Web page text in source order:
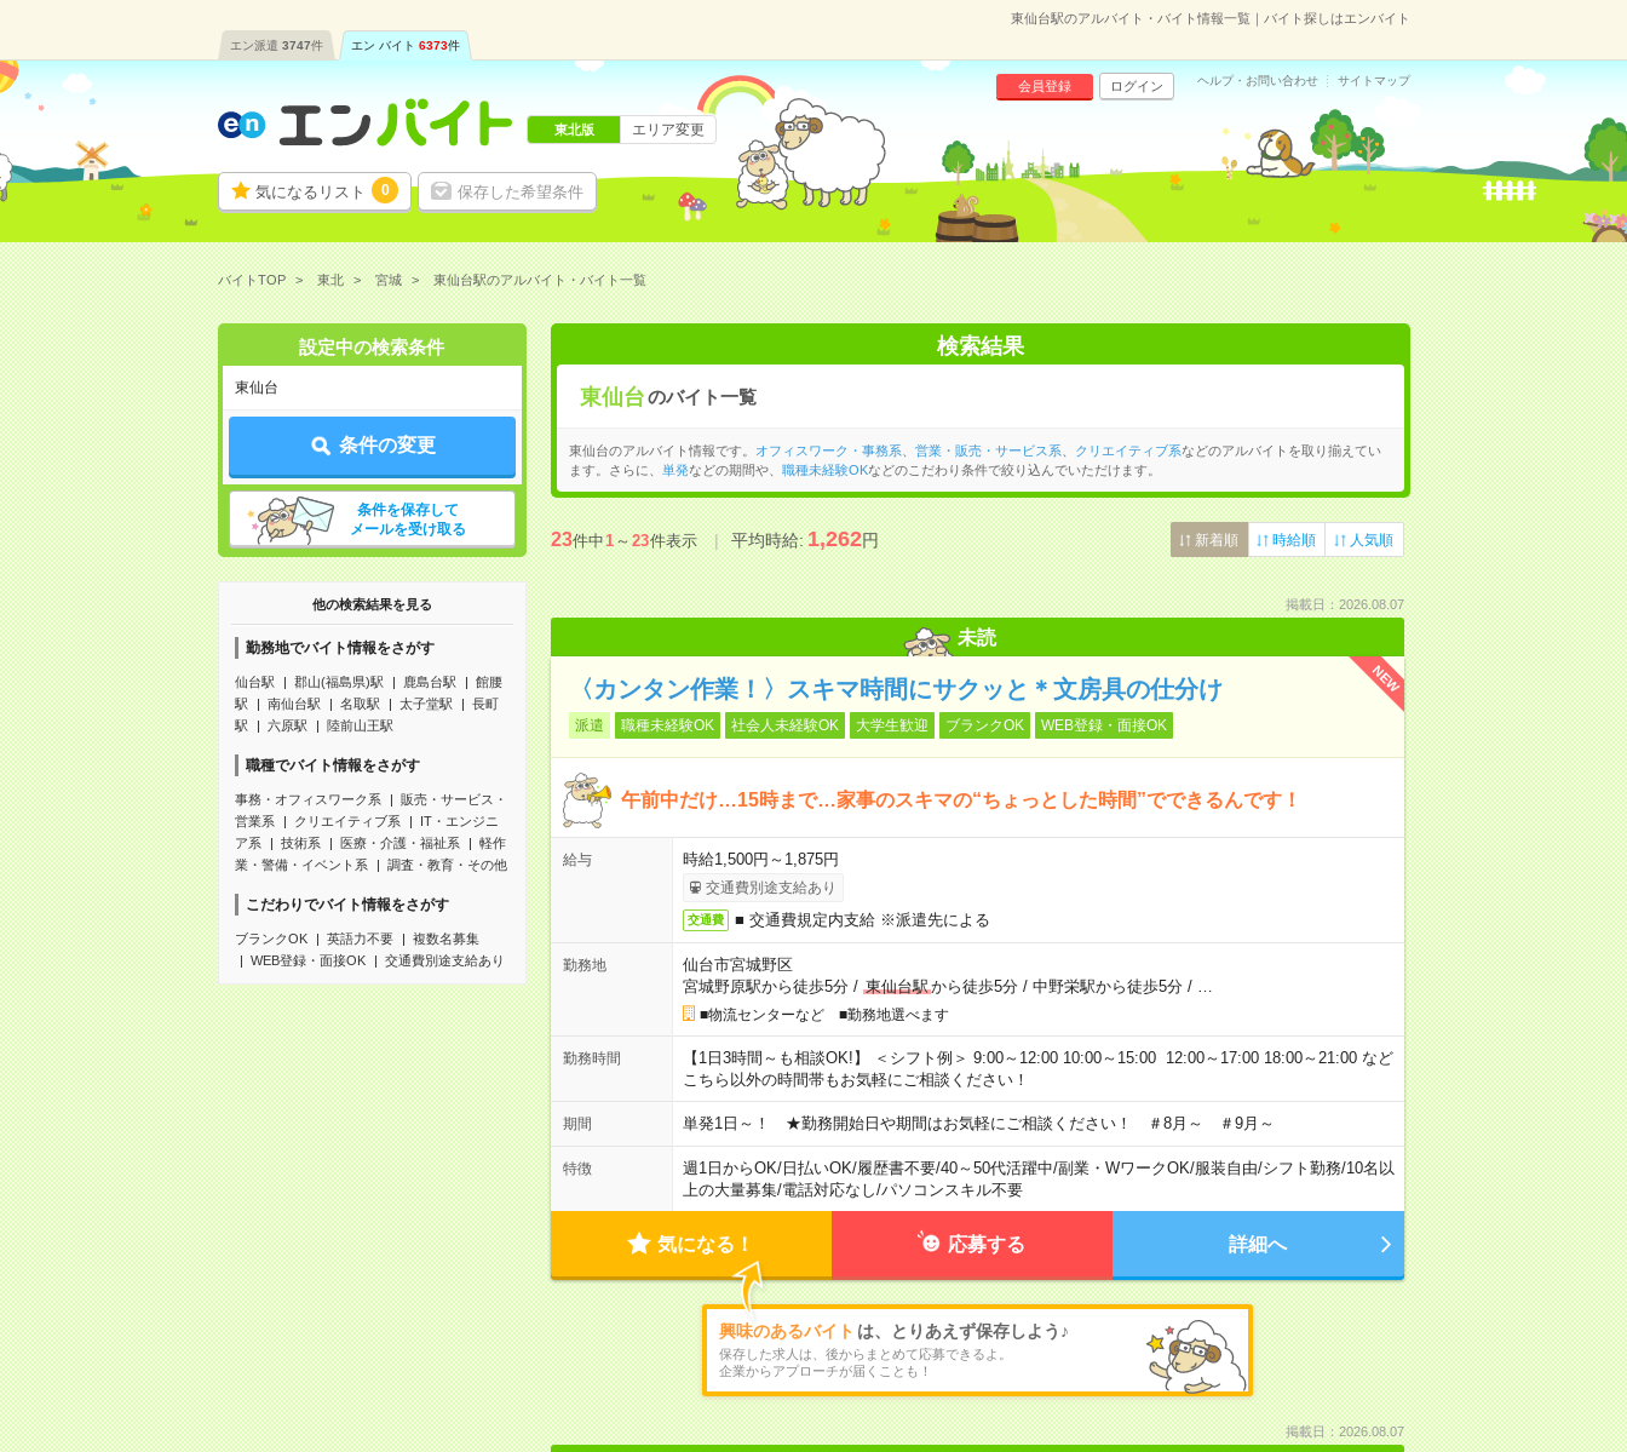
東仙台駅のアルバイト・バイト情報一覧｜バイト探しはエンバイト
エン派遣 3747件 エン バイト 6373件
気になるリスト 0 保存した希望条件
会員登録 ログイン ヘルプ・お問い合わせ サイトマップ
東北版 エリア変更
バイトTOP 東北 宮城 東仙台駅のアルバイト・バイト一覧
設定中の検索条件
東仙台
条件の変更
条件を保存して
メールを受け取る
他の検索結果を見る
勤務地でバイト情報をさがす
仙台駅 郡山(福島県)駅 鹿島台駅
館腰
駅
南仙台駅 名取駅 太子堂駅
長町
駅
六原駅 陸前山王駅
職種でバイト情報をさがす
事務・オフィスワーク系
販売・サービス・
営業系
クリエイティブ系
IT・エンジニ
ア系
技術系 医療・介護・福祉系
軽作
業・警備・イベント系
調査・教育・その他
こだわりでバイト情報をさがす
ブランクOK 英語力不要
複数名募集
WEB登録・面接OK
交通費別途支給あり
検索結果
東仙台のバイト一覧
東仙台のアルバイト情報です。 オフィスワーク・事務系 営業・販売・サービス系 クリエイティブ系などのアルバイトを取り揃えてい
ます。さらに、
単発などの期間や、 職種未経験OKなどのこだわり条件で絞り込んでいただけます。
23件中1～23件表示 平均時給:1,262円 新着順 時給順 人気順
掲載日：2026.08.07
未読
NEW
〈カンタン作業！〉スキマ時間にサクッと＊文房具の仕分け
派遣 職種未経験OK 社会人未経験OK 大学生歓迎 ブランクOK WEB登録・面接OK
午前中だけ…15時まで…家事のスキマの“ちょっとした時間”でできるんです！
給与 時給1,500円～1,875円
交通費別途支給あり
交通費 ■ 交通費規定内支給 ※派遣先による
勤務地
仙台市宮城野区
宮城野原駅から徒歩5分/ 東仙台駅から徒歩5分/ 中野栄駅から徒歩5分/
■物流センターなど ■勤務地選べます
勤務時間
【1日3時間～も相談OK!】 ＜シフト例＞ 9:00～12:00 10:00～15:00 12:00～17:00 18:00～21:00 など
こちら以外の時間帯もお気軽にご相談ください！
期間 単発1日～！ ★勤務開始日や期間はお気軽にご相談ください！ ＃8月～ ＃9月～
特徴 週1日からOK/日払いOK/履歴書不要/40～50代活躍中/副業・WワークOK/服装自由/シフト勤務/10名以
上の大量募集/電話対応なし/パソコンスキル不要
気になる！ 応募する 詳細へ
興味のあるバイト は、とりあえず保存しよう♪
保存した求人は、後からまとめて応募できるよ。
企業からアプローチが届くことも！
掲載日：2026.08.07